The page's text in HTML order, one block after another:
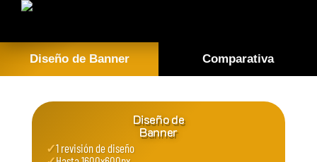
Diseño de Banner Comparativa
Diseño de
Banner
✓1 revisión de diseño